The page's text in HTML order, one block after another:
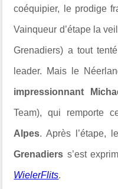
coéquipier, le prodige
Vainqueur d’étape la
Grenadiers) a tout
leader. Mais le
impressionnant
Team), qui remporte
Alpes. Après l’étape,
Grenadiers s’est
WielerFlits.